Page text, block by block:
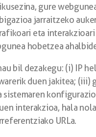
gure
jarraitzeko
eta
hobetzea
bil dezakegu: (i) IP
duen jakitea;
sistemaren
interakzioa, hala
URLa.